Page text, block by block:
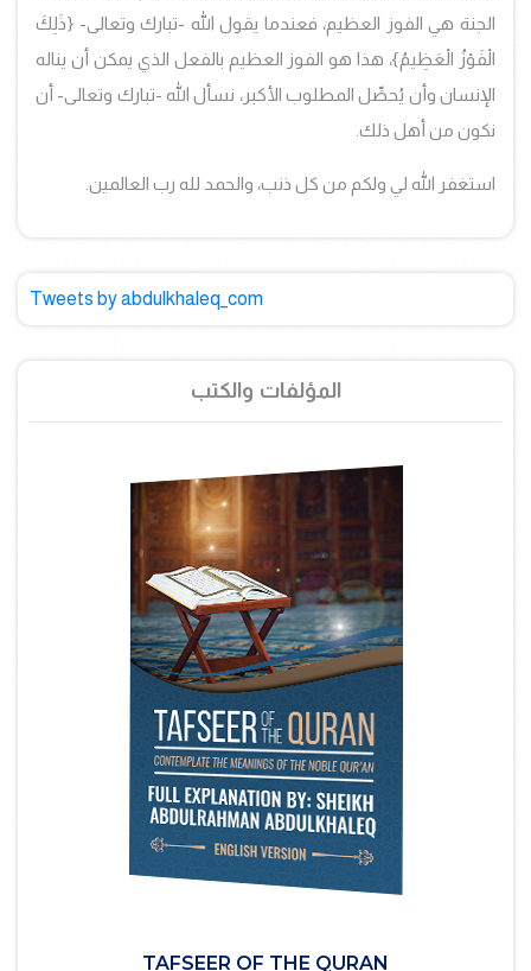
الجنة هي الفوز العظيم، فعندما يقول الله -تبارك وتعالى- {ذَلِكَ
الْفَوْزُ الْعَظِيمُ}، هذا هو الفوز العظيم بالفعل الذي يمكن أن يناله
الإنسان وأن يُحصِّل المطلوب الأكبر، نسأل الله -تبارك وتعالى- أن
نكون من أهل ذلك.
استغفر الله لي ولكم من كل ذنب، والحمد لله رب العالمين.
Tweets by abdulkhaleq_com
المؤلفات والكتب
TAFSEER OF THE QURAN